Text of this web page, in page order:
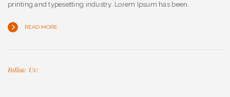
printing and typesetting industry. Lorem Ipsum has been.
READ MORE
Follow Us: